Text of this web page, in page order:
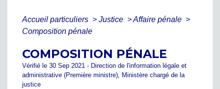
Accueil particuliers > Justice >Affaire pénale >
Composition pénale
COMPOSITION PÉNALE
Vérifié le 30 Sep 2021 - Direction de l'information légale et
administrative (Première ministre), Ministère chargé de la
justice